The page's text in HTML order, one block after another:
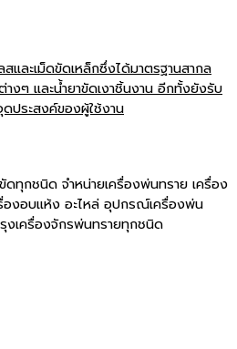
สและเม็ดขัดเหล็กซึ่งได้มาตรฐานสากล
ๆ และน้ำยาขัดเงาชิ้นงาน อีกทั้งยังรับ
ประสงค์ของผู้ใช้งาน
ดทุกชนิด จำหน่ายเครื่องพ่นทราย เครื่อง
องอบแห้ง อะไหล่ อุปกรณ์เครื่องพ่น
งเครื่องจักรพ่นทรายทุกชนิด